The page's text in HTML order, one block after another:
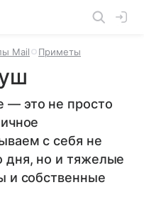
Mail Приметы
это не просто
с себя не
дня, но и тяжелые
и собственные